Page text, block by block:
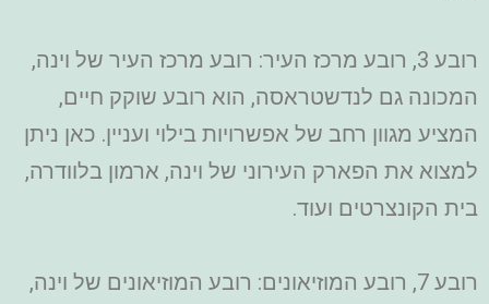
רובע 3, רובע מרכז העיר: רובע מרכז העיר של וינה,
המכונה גם לנדשטראסה, הוא רובע שוקק חיים,
המציע מגוון רחב של אפשרויות בילוי ועניין. כאן ניתן
למצוא את הפארק העירוני של וינה, ארמון בלוודרה,
בית הקונצרטים ועוד.
רובע 7, רובע המוזיאונים: רובע המוזיאונים של וינה,